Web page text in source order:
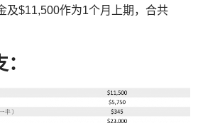
及$11,500作为1个月上期，合共